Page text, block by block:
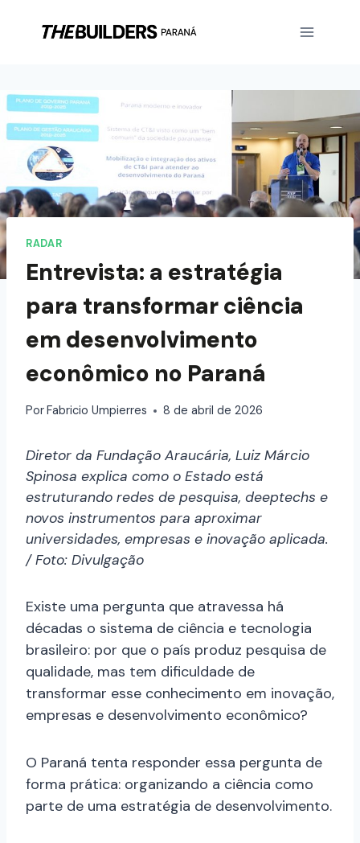
RADAR
Entrevista: a estratégia
para transformar ciência
em desenvolvimento
econômico no Paraná
Por Fabricio Umpierres 8 de abril de 2026
Diretor da Fundação Araucária, Luiz Márcio
Spinosa explica como o Estado está
estruturando redes de pesquisa, deeptechs e
novos instrumentos para aproximar
universidades, empresas e inovação aplicada.
/ Foto: Divulgação
Existe uma pergunta que atravessa há
décadas o sistema de ciência e tecnologia
brasileiro: por que o país produz pesquisa de
qualidade, mas tem dificuldade de
transformar esse conhecimento em inovação,
empresas e desenvolvimento econômico?
O Paraná tenta responder essa pergunta de
forma prática: organizando a ciência como
parte de uma estratégia de desenvolvimento.